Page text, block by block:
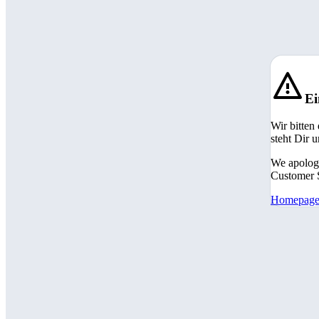
Wir bitten
steht Dir
We
Customer
Homepage